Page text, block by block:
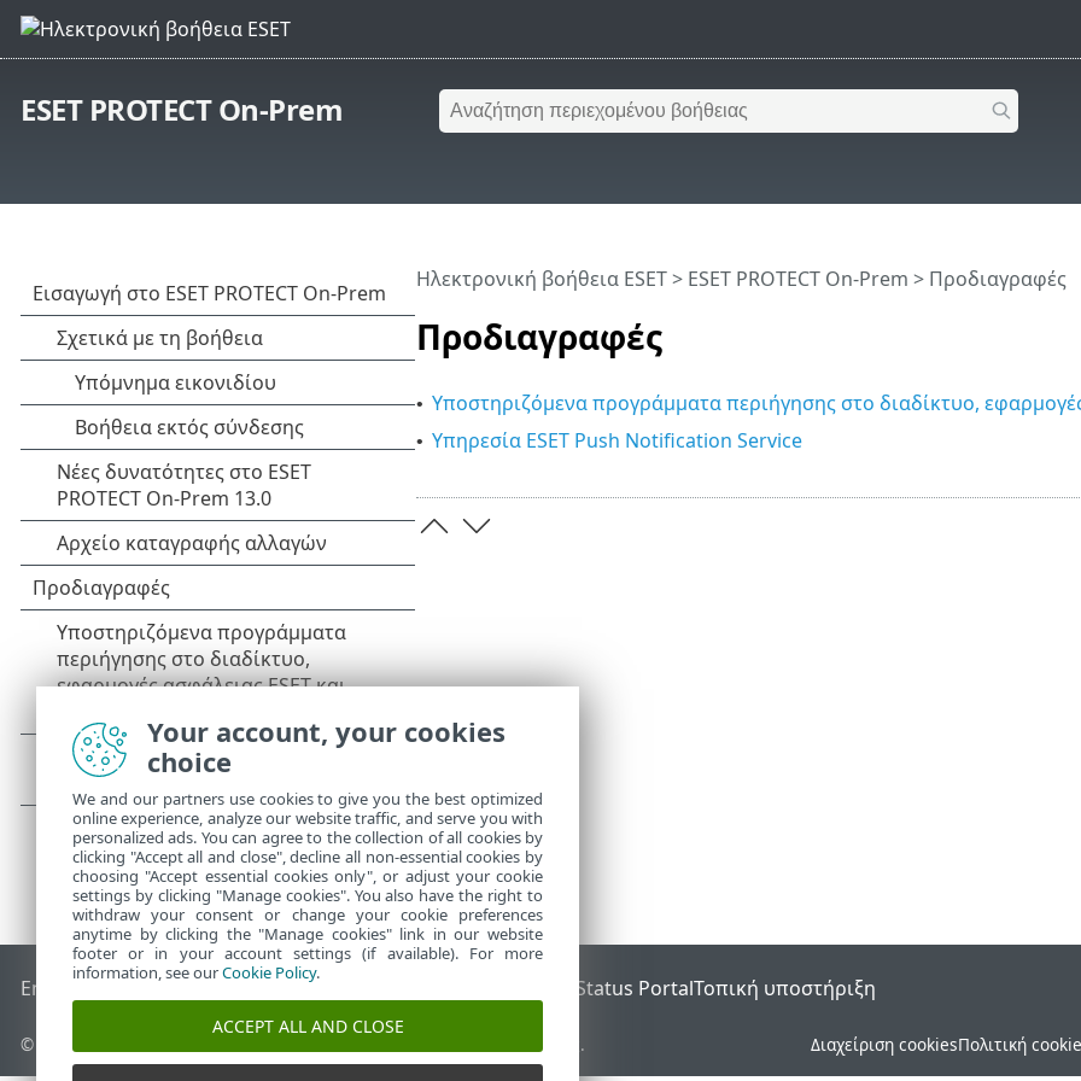
ESET PROTECT On-Prem
Προδιαγραφές
Ηλεκτρονική βοήθεια ESET> ESET PROTECT On-Prem > Προδιαγραφές
• Υποστηριζόμενα προγράμματα περιήγησης στο διαδίκτυο,
• Υπηρεσία ESET Push Notification Service
End of Life Γνωσιακή βάση ESETΟμάδα συζήτησης ESET ESET Status PortalΤοπική υποστήριξη
© 1992 - 2026 ESET, spol. s r.o. - Με την επιφύλαξη παντός δικαιώματος. Διαχείριση cookiesΠολιτική cookie
Your account, your cookies
choice
We and our partners use cookies to give you the best optimized
online experience, analyze our website traffic, and serve you with
personalized ads. You can agree to the collection of all cookies by
clicking "Accept all and close", decline all non-essential cookies by
choosing "Accept essential cookies only", or adjust your cookie
settings by clicking "Manage cookies". You also have the right to
withdraw your consent or change your cookie preferences
anytime by clicking the "Manage cookies" link in our website
footer or in your account settings (if available). For more
information, see ourCookie Policy.
ACCEPT ALL AND CLOSE